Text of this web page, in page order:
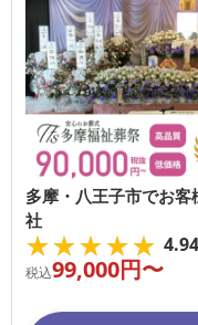
多摩・八王子市でお
社
★★★★★
★★★★★ 4.94
税込99,000円〜